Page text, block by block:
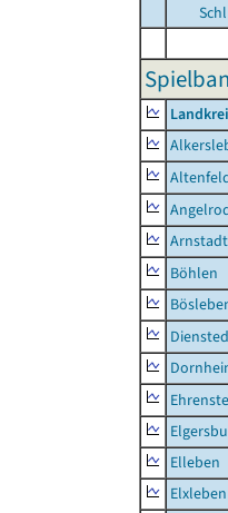
Böhlen
Elleben
Elxleben